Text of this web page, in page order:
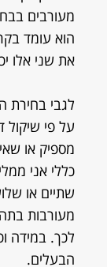
מעורבים
הוא עומד
את שני אלו
לגבי בחירת
על פי
מספיק או
כללי אני
שתיים או
מעורבות
לכך. במידה
הבעלים.